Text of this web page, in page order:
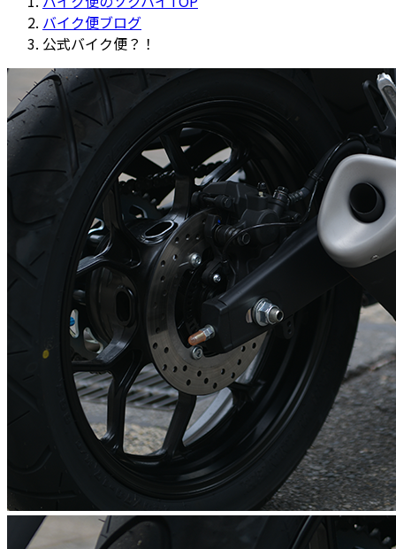
バイク便ブログ
公式バイク便？！